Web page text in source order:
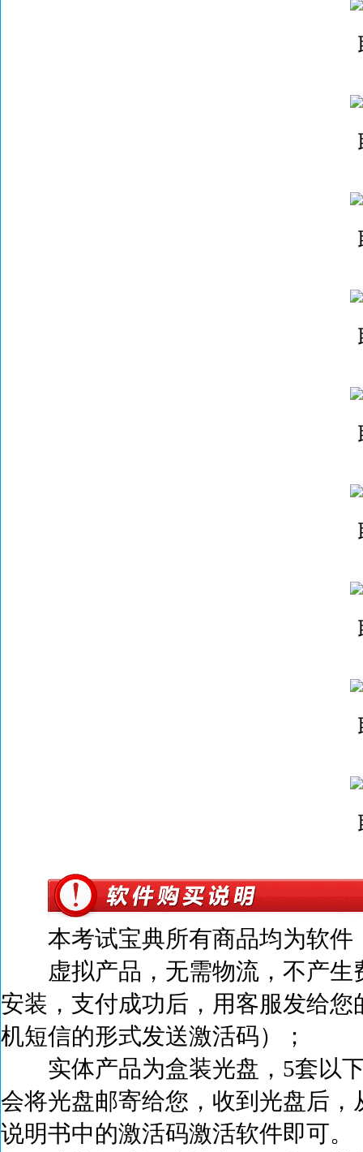
本考试宝典所有商品均为软件
虚拟产品，无需物流，不产
安装，支付成功后， 用客服发给您
机短信的形式发送激活码）；
实体产品为盒装光盘，5套以
会将光盘邮寄给您，收到光盘后
说明书中的激活码激活软件即可。